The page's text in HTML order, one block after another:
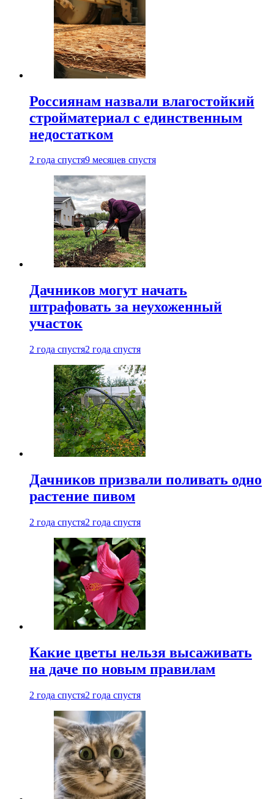
Россиянам назвали влагостойкий
стройматериал с единственным
недостатком
2 года спустя9 месяцев спустя
Дачников могут начать
штрафовать за неухоженный
участок
2 года спустя2 года спустя
Дачников призвали поливать одно
растение пивом
2 года спустя2 года спустя
Какие цветы нельзя высаживать
на даче по новым правилам
2 года спустя2 года спустя